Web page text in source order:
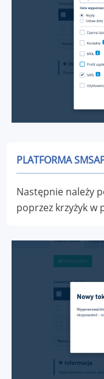
PLATFORMA
Następnie należy
poprzez krzyżyk